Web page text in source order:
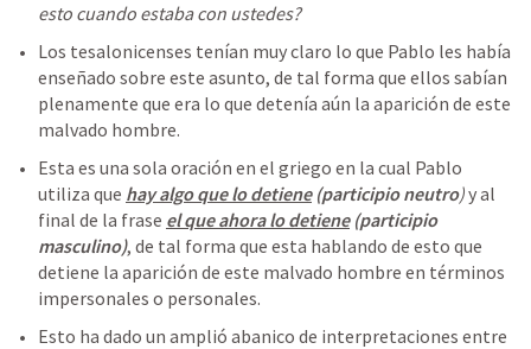
esto cuando estaba con ustedes?
Los tesalonicenses tenían muy claro lo que Pablo les había
enseñado sobre este asunto, de tal forma que ellos sabían
plenamente que era lo que detenía aún la aparición de este
malvado hombre.
Esta es una sola oración en el griego en la cual Pablo
utiliza que hay algo que lo detiene (participio neutro) y al
final de la frase el que ahora lo detiene (participio
masculino), de tal forma que esta hablando de esto que
detiene la aparición de este malvado hombre en términos
impersonales o personales.
Esto ha dado un amplió abanico de interpretaciones entre